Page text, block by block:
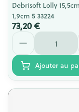
Debrisoft Lolly
1,9cm 5 33224
73,20 €
Quantité
Ajouter au